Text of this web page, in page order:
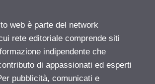
web è parte del network
rete editoriale comprende siti
indipendente che
di appassionati ed esperti
pubblicità, comunicati e